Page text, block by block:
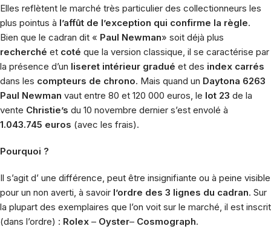
Elles reflètent le marché très particulier des collectionneurs les
plus pointus à l’affût de l’exception qui confirme la règle.
Bien que le cadran dit « Paul Newman» soit déjà plus
recherché et coté que la version classique, il se caractérise par
la présence d’un liseret intérieur gradué et des index carrés
dans les compteurs de chrono. Mais quand un Daytona 6263
Paul Newman vaut entre 80 et 120 000 euros, le lot 23 de la
vente Christie’s du 10 novembre dernier s’est envolé à
1.043.745 euros (avec les frais).
Pourquoi ?
Il s’agit d’ une différence, peut être insignifiante ou à peine visible
pour un non averti, à savoir l’ordre des 3 lignes du cadran. Sur
la plupart des exemplaires que l’on voit sur le marché, il est inscrit
(dans l’ordre) : Rolex – Oyster– Cosmograph.